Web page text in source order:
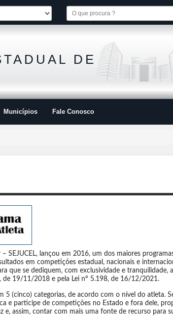
DE
Municípios Fale Conosco
SEJUCEL, lançou em 2016, um dos maiores
em competições estadual, nacionais e
que se dediquem, com exclusividade e tranquilidade,
de 19/11/2018 e pela Lei nº 5.198, de 16/12/2021.
(cinco) categorias, de acordo com o nível do atleta.
e participe de competições no Estado e fora dele,
assim, contar com mais uma fonte de recurso para